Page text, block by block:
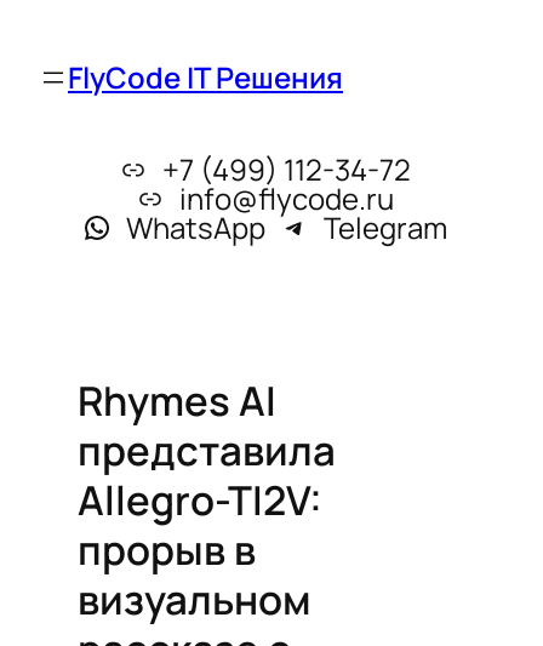
FlyCode IT Решения
+7 (499) 112-34-72
info@flycode.ru
WhatsApp Telegram
Rhymes AI
представила
Allegro-TI2V:
прорыв в
визуальном